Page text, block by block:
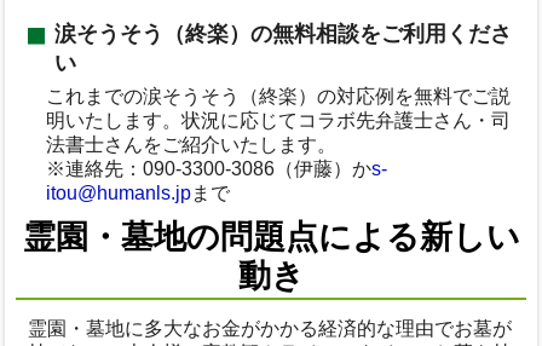
涙そうそう（終楽）の無料相談をご利用くださ
い
これまでの涙そうそう（終楽）の対応例を無料でご説
明いたします。状況に応じてコラボ先弁護士さん・司
法書士さんをご紹介いたします。
※連絡先：090-3300-3086（伊藤）かs-
itou@humanls.jpまで
霊園・墓地の問題点による新しい
動き
霊園・墓地に多大なお金がかかる経済的な理由でお墓が